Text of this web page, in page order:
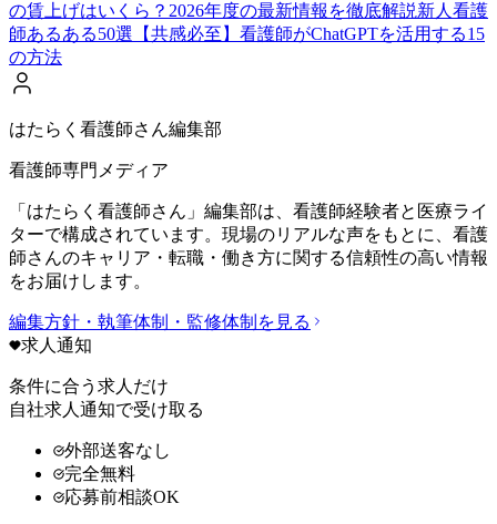
の賃上げはいくら？2026年度の最新情報を徹底解説新人看護
師あるある50選【共感必至】 看護師がChatGPTを活用する15
の方法
はたらく看護師さん編集部
看護師専門メディア
「はたらく看護師さん」編集部は、看護師経験者と医療ライ
ターで構成されています。現場のリアルな声をもとに、看護
師さんのキャリア・転職・働き方に関する信頼性の高い情報
をお届けします。
編集方針・執筆体制・監修体制を見る
求人通知
条件に合う求人だけ
自社求人通知で受け取る
外部送客なし
完全無料
応募前相談OK